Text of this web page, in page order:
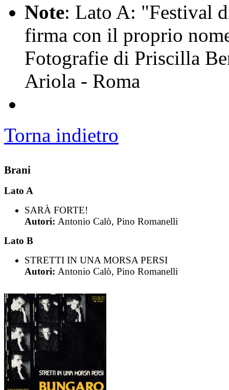
Note: Lato A: "Festival
firma con il proprio
Fotografie di Priscilla
Ariola - Roma
Torna indietro
Brani
Lato A
SARÀ FORTE!
Autori: Antonio Calò, Pino Romanelli
Lato B
STRETTI IN UNA MORSA PERSI
Autori: Antonio Calò, Pino Romanelli